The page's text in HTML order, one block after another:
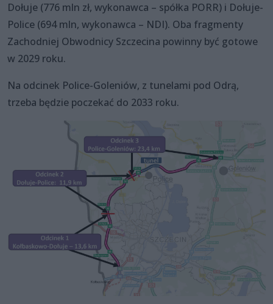
Dołuje (776 mln zł, wykonawca – spółka PORR) i Dołuje-
Police (694 mln, wykonawca – NDI). Oba fragmenty
Zachodniej Obwodnicy Szczecina powinny być gotowe
w 2029 roku.
Na odcinek Police-Goleniów, z tunelami pod Odrą,
trzeba będzie poczekać do 2033 roku.